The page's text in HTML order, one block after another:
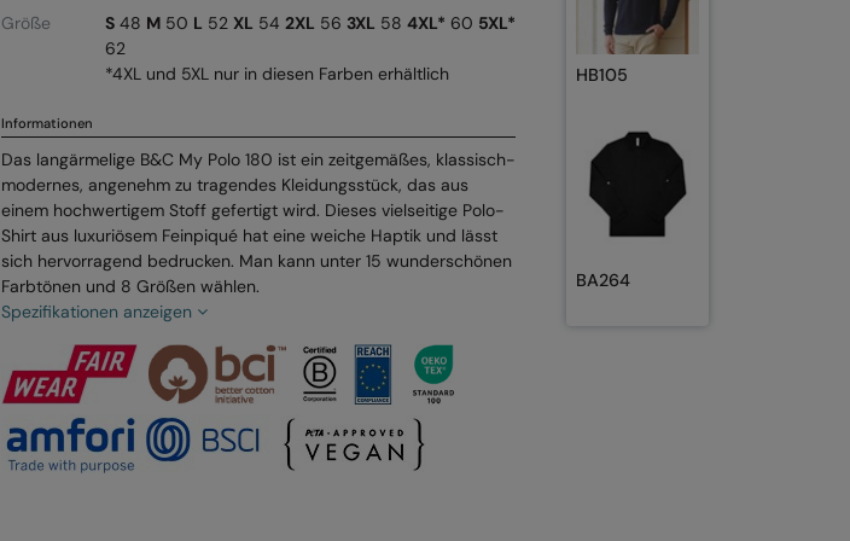
Größe
S48 M50 L 52 XL 54 2XL 56 3XL 58 4XL* 60 5XL*
62
*4XL und 5XL nur in diesen Farben erhältlich
Informationen
Das langärmelige B&C My Polo 180 ist ein zeitgemäßes, klassisch-
modernes, angenehm zu tragendes Kleidungsstück, das aus
einem hochwertigem Stoff gefertigt wird. Dieses vielseitige Polo-
Shirt aus luxuriösem Feinpiqué hat eine weiche Haptik und lässt
sich hervorragend bedrucken. Man kann unter 15 wunderschönen
Farbtönen und 8 Größen wählen.
Spezifikationen anzeigen
HB105
BA264